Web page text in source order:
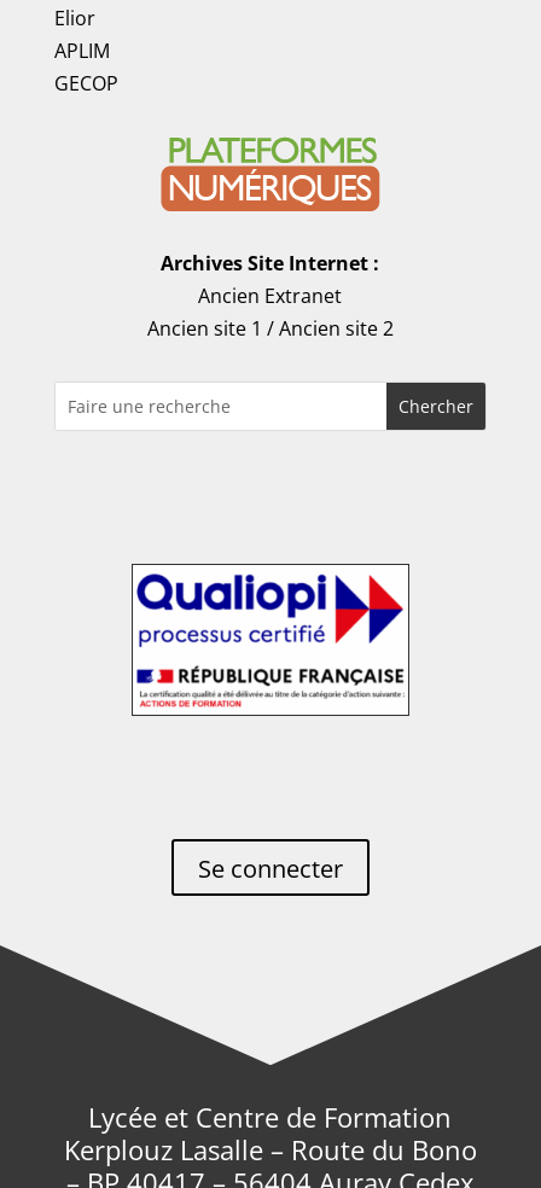
Elior
APLIM
GECOP
Archives Site Internet :
Ancien Extranet
Ancien site 1 /Ancien site 2
Se connecter
Lycée et Centre de Formation
Kerplouz Lasalle – Route du Bono